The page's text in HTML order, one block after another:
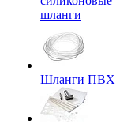
шланги
Шланги ПВХ